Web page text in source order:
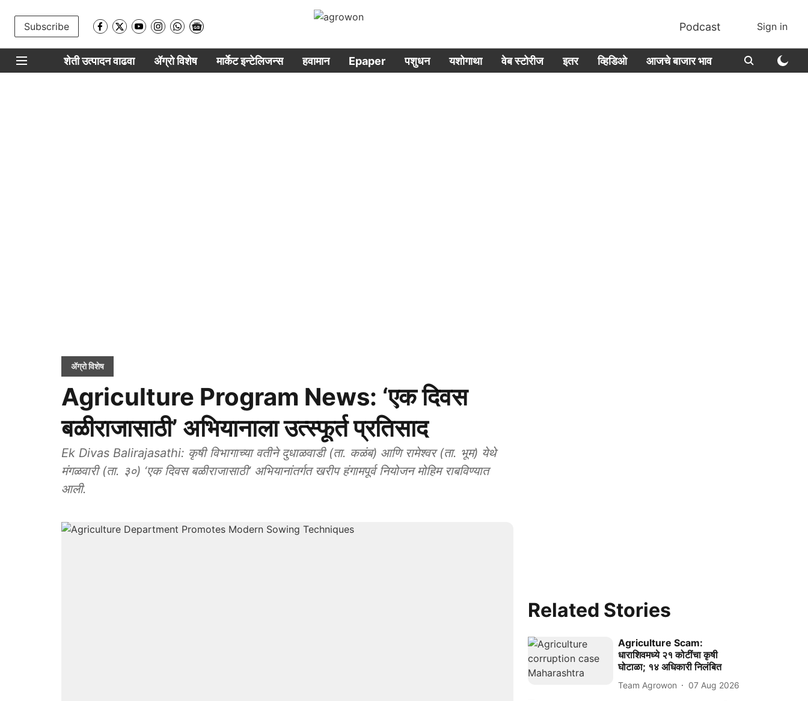
Subscribe Podcast Sign in
शेती उत्पादन वाढवा ॲग्रो विशेष मार्केट इन्टेलिजन्स हवामान Epaper पशुधन यशोगाथा वेब स्टोरीज इतर व्हिडिओ आजचे बाजार भाव
ॲग्रो विशेष
Agriculture Program News: ‘एक दिवस
बळीराजासाठी’ अभियानाला उत्स्फूर्त प्रतिसाद
Ek Divas Balirajasathi: कृषी विभागाच्या वतीने दुधाळवाडी (ता. कळंब) आणि रामेश्वर (ता. भूम) येथे
मंगळवारी (ता. ३०) ‘एक दिवस बळीराजासाठी’ अभियानांतर्गत खरीप हंगामपूर्व नियोजन मोहिम राबविण्यात
आली.
Related Stories
Agriculture Scam:
धाराशिवमध्ये २१ कोटींचा कृषी
घोटाळा; १४ अधिकारी निलंबित
Team Agrowon 07 Aug 2026